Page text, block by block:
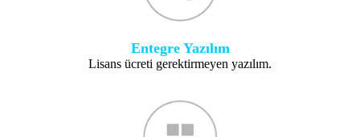
Entegre Yazılım
Lisans ücreti gerektirmeyen yazılım.